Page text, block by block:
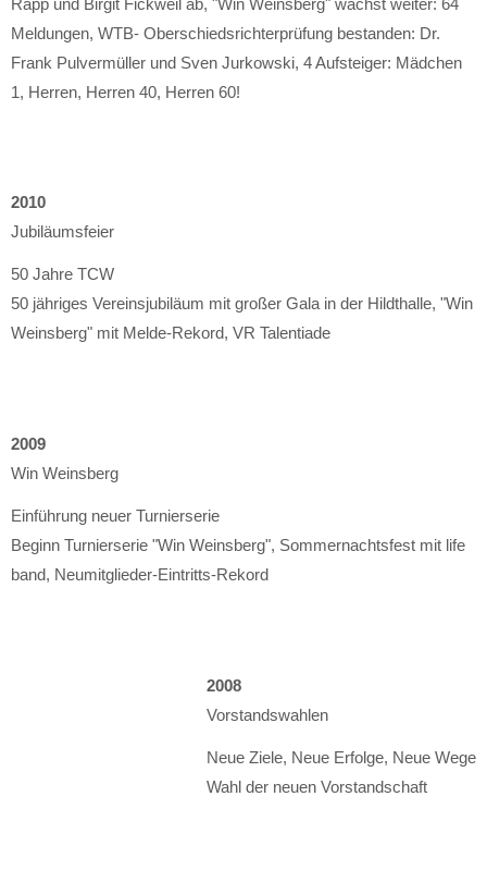
Rapp und Birgit Fickweil ab, "Win Weinsberg" wächst weiter: 64
Meldungen, WTB- Oberschiedsrichterprüfung bestanden: Dr.
Frank Pulvermüller und Sven Jurkowski, 4 Aufsteiger: Mädchen
1, Herren, Herren 40, Herren 60!
2010
Jubiläumsfeier
50 Jahre TCW
50 jähriges Vereinsjubiläum mit großer Gala in der Hildthalle, "Win
Weinsberg" mit Melde-Rekord, VR Talentiade
2009
Win Weinsberg
Einführung neuer Turnierserie
Beginn Turnierserie "Win Weinsberg", Sommernachtsfest mit life
band, Neumitglieder-Eintritts-Rekord
2008
Vorstandswahlen
Neue Ziele, Neue Erfolge, Neue Wege
Wahl der neuen Vorstandschaft